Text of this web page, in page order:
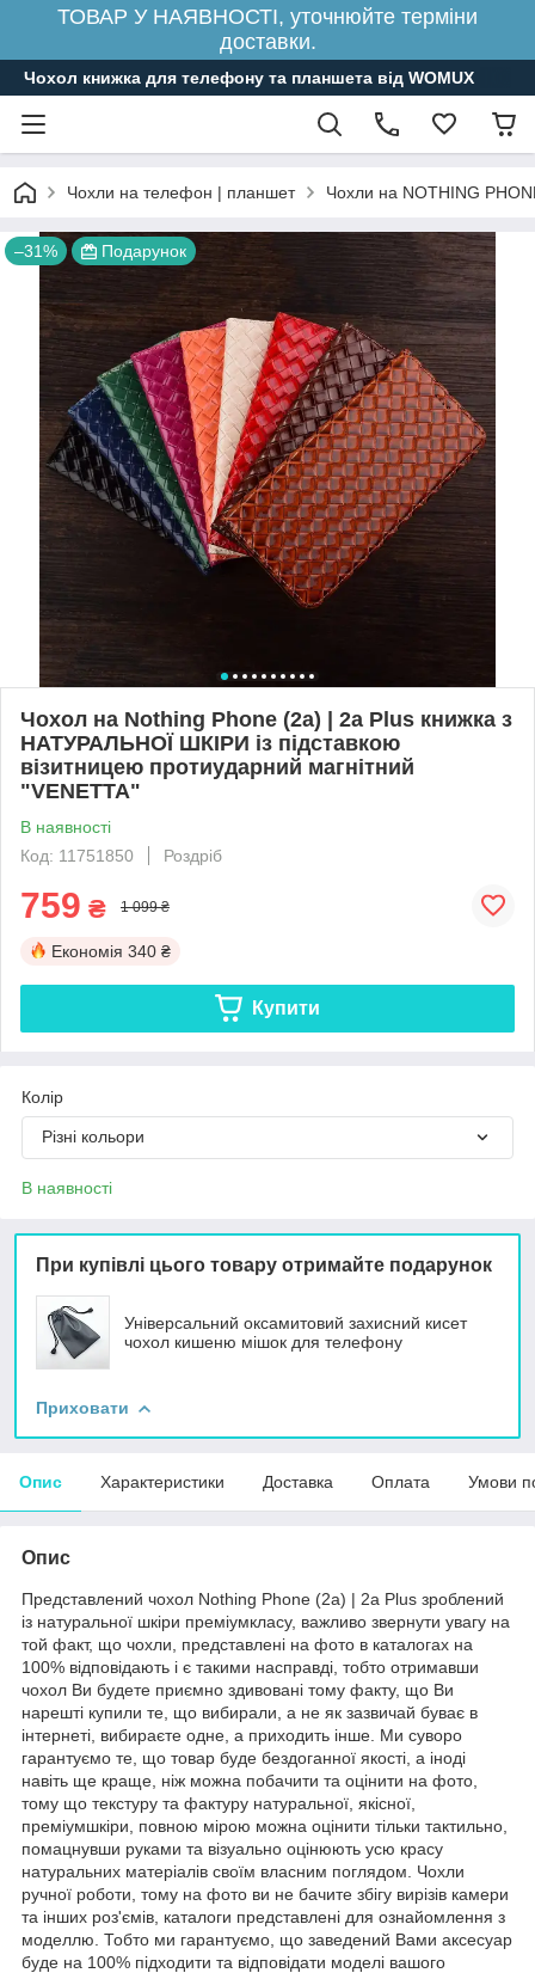
ТОВАР У НАЯВНОСТІ, уточнюйте терміни
доставки.
Чохол книжка для телефону та планшета від WOMUX
Чохли на телефон | планшет Чохли на NOTHING
–31% Подарунок
Чохол на Nothing Phone (2a) | 2a Plus книжка з
НАТУРАЛЬНОЇ ШКІРИ із підставкою
візитницею протиударний магнітний
"VENETTA"
В наявності
Код: 11751850
Роздріб
759 ₴ 1 099 ₴
Економія 340 ₴
Купити
Колір
Різні кольори
В наявності
При купівлі цього товару отримайте подарунок
Універсальний оксамитовий захисний кисет
чохол кишеню мішок для телефону
Приховати
Опис Характеристики Доставка Оплата Умови
Опис
Представлений чохол Nothing Phone (2a) | 2a Plus зроблений
із натуральної шкіри преміумкласу, важливо звернути увагу на
той факт, що чохли, представлені на фото в каталогах на
100% відповідають і є такими насправді, тобто отримавши
чохол Ви будете приємно здивовані тому факту, що Ви
нарешті купили те, що вибирали, а не як зазвичай буває в
інтернеті, вибираєте одне, а приходить інше. Ми суворо
гарантуємо те, що товар буде бездоганної якості, а іноді
навіть ще краще, ніж можна побачити та оцінити на фото,
тому що текстуру та фактуру натуральної, якісної,
преміумшкіри, повною мірою можна оцінити тільки тактильно,
помацнувши руками та візуально оцінюють усю красу
натуральних матеріалів своїм власним поглядом. Чохли
ручної роботи, тому на фото ви не бачите збігу вирізів камери
та інших роз'ємів, каталоги представлені для ознайомлення з
моделлю. Тобто ми гарантуємо, що заведений Вами аксесуар
буде на 100% підходити та відповідати моделі вашого